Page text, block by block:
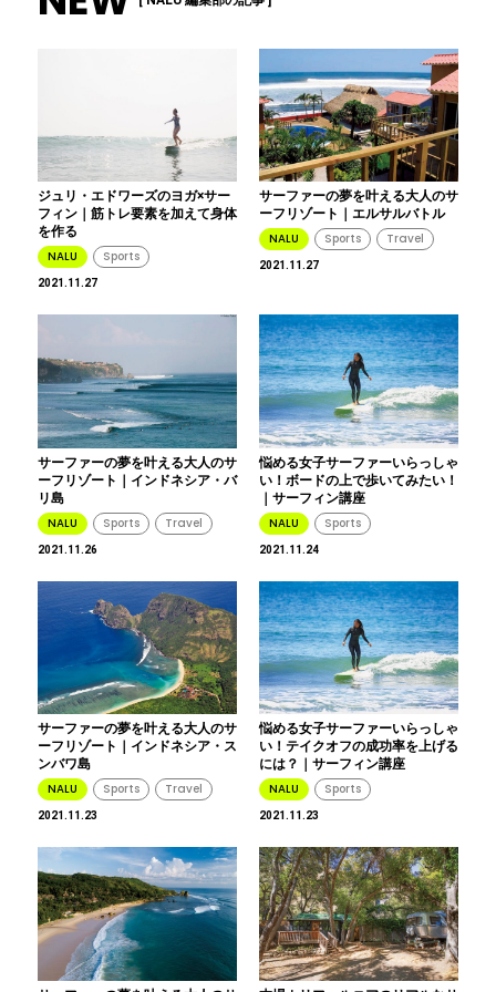
ジュリ・エドワーズのヨガ×サー
フィン｜筋トレ要素を加えて身体
を作る
NALU Sports
2021.11.27
サーファーの夢を叶える大人のサ
ーフリゾート｜エルサルバトル
NALU Sports Travel
2021.11.27
サーファーの夢を叶える大人のサ
ーフリゾート｜インドネシア・バ
リ島
NALU Sports Travel
2021.11.26
悩める女子サーファーいらっしゃ
い！ボードの上で歩いてみたい！
｜サーフィン講座
NALU Sports
2021.11.24
サーファーの夢を叶える大人のサ
ーフリゾート｜インドネシア・ス
ンバワ島
NALU Sports Travel
2021.11.23
悩める女子サーファーいらっしゃ
い！テイクオフの成功率を上げる
には？｜サーフィン講座
NALU Sports
2021.11.23